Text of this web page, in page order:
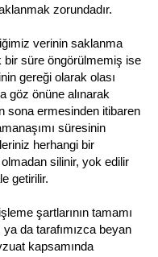
zorundadır.
verinin saklanma
bir süre öngörülmemiş ise
gereği olarak olası
göz önüne alınarak
sona ermesinden itibaren
süresinin
herhangi bir
silinir, yok edilir
getirilir.
şartlarının tamamı
da tarafımızca beyan
kapsamında